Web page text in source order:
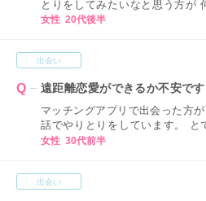
とりをしてみたいなと思う方が
的にみなさんは 何人ぐらいの方
女性 20代後半
出会い
遠距離恋愛ができるか不安で
マッチングアプリで出会った方
話でやりとりをしています。 と
いを知っていきたいと思ってい
が、 お付き合いできるのかも含
女性 30代前半
出会い